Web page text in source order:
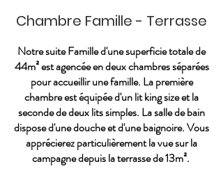
Chambre Famille - Terrasse
Notre suite Famille d'une superficie totale de
44m² est agencée en deux chambres séparées
pour accueillir une famille. La première
chambre est équipée d'un lit king size et la
seconde de deux lits simples. La salle de bain
dispose d'une douche et d'une baignoire. Vous
apprécierez particulièrement la vue sur la
campagne depuis la terrasse de 13m².